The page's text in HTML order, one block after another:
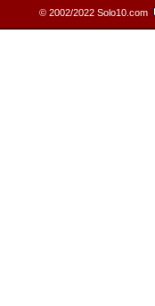
© 2002/2022 Solo10.com